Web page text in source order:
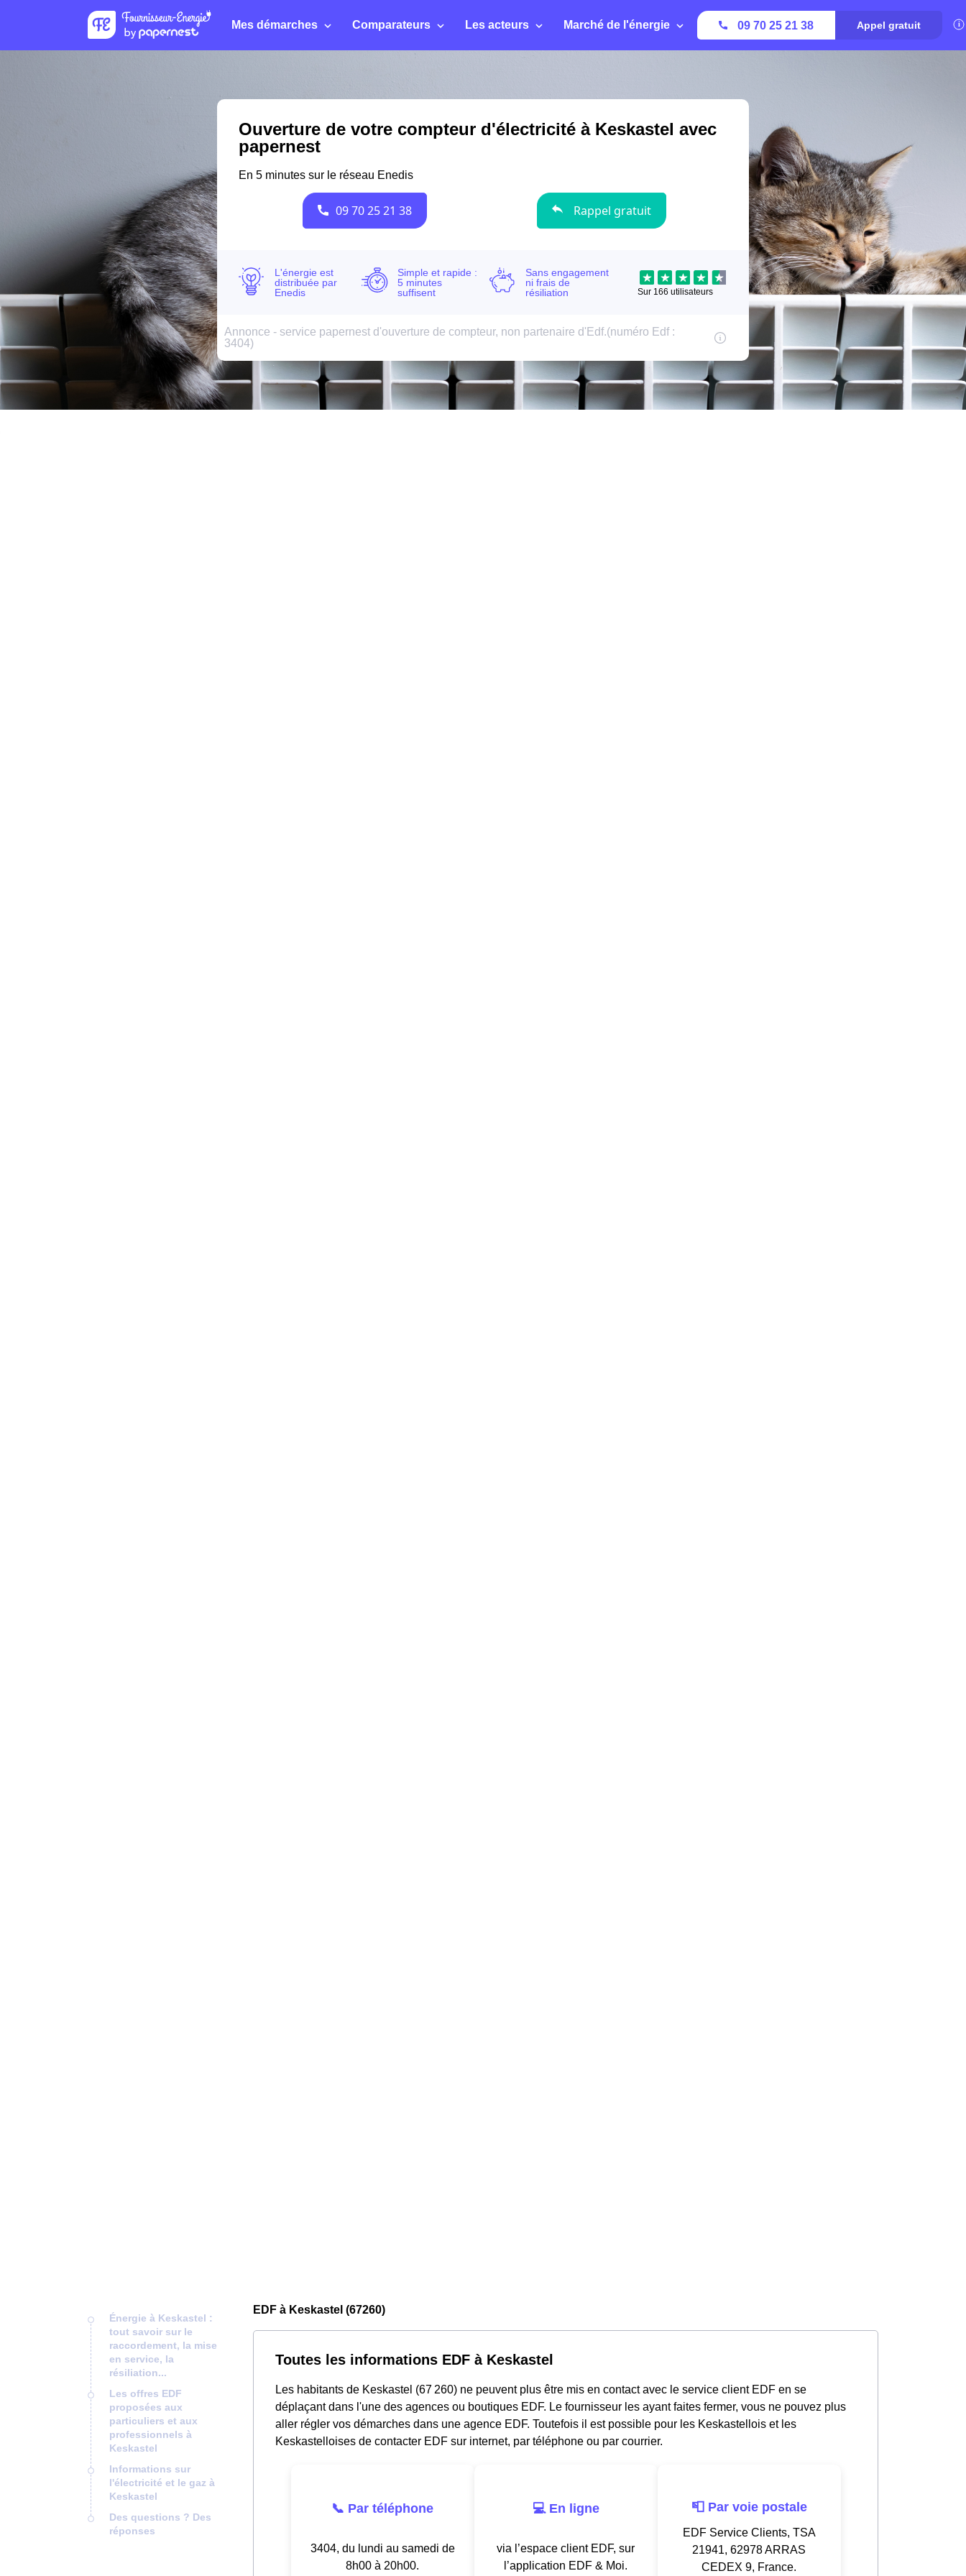
Mes démarches Comparateurs Les acteurs Marché de l'énergie 09 70 25 21 38 Appel gratuit
Énergie à Keskastel :
tout savoir sur le
raccordement, la mise
en service, la
résiliation...
Les offres EDF
proposées aux
particuliers et aux
professionnels à
Keskastel
Informations sur
l'électricité et le gaz à
Keskastel
Des questions ? Des
réponses
EDF à Keskastel (67260)
Toutes les informations EDF à Keskastel
Les habitants de Keskastel (67 260) ne peuvent plus être mis en contact avec le service client EDF en se
déplaçant dans l'une des agences ou boutiques EDF. Le fournisseur les ayant faites fermer, vous ne pouvez plus
aller régler vos démarches dans une agence EDF. Toutefois il est possible pour les Keskastellois et les
Keskastelloises de contacter EDF sur internet, par téléphone ou par courrier.
📞 Par téléphone
3404, du lundi au samedi de
8h00 à 20h00.
💻 En ligne
via l’espace client EDF, sur
l’application EDF & Moi.
📮 Par voie postale
EDF Service Clients, TSA
21941, 62978 ARRAS
CEDEX 9, France.